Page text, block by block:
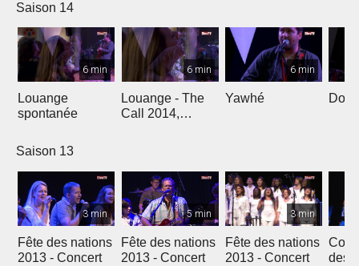
Saison 14
6 min
Louange
spontanée
6 min
Louange - The
Call 2014,
6 min
Yawhé
Saison 13
3 min
Fête des nations
2013 - Concert
5 min
Fête des nations
2013 - Concert
3 min
Fête des nations
2013 - Concert
des